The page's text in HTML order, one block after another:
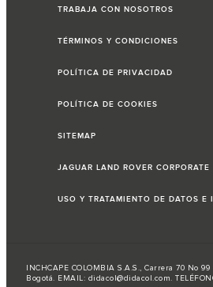
TRABAJA CON NOSOTROS
TÉRMINOS Y CONDICIONES
POLÍTICA DE PRIVACIDAD
POLÍTICA DE COOKIES
SITEMAP
JAGUAR LAND ROVER CORPORATE
USO Y TRATAMIENTO DE DATOS E
INCHCAPE COLOMBIA S.A.S., Carrera 70 No
Bogotá. EMAIL: didacol@didacol.com.